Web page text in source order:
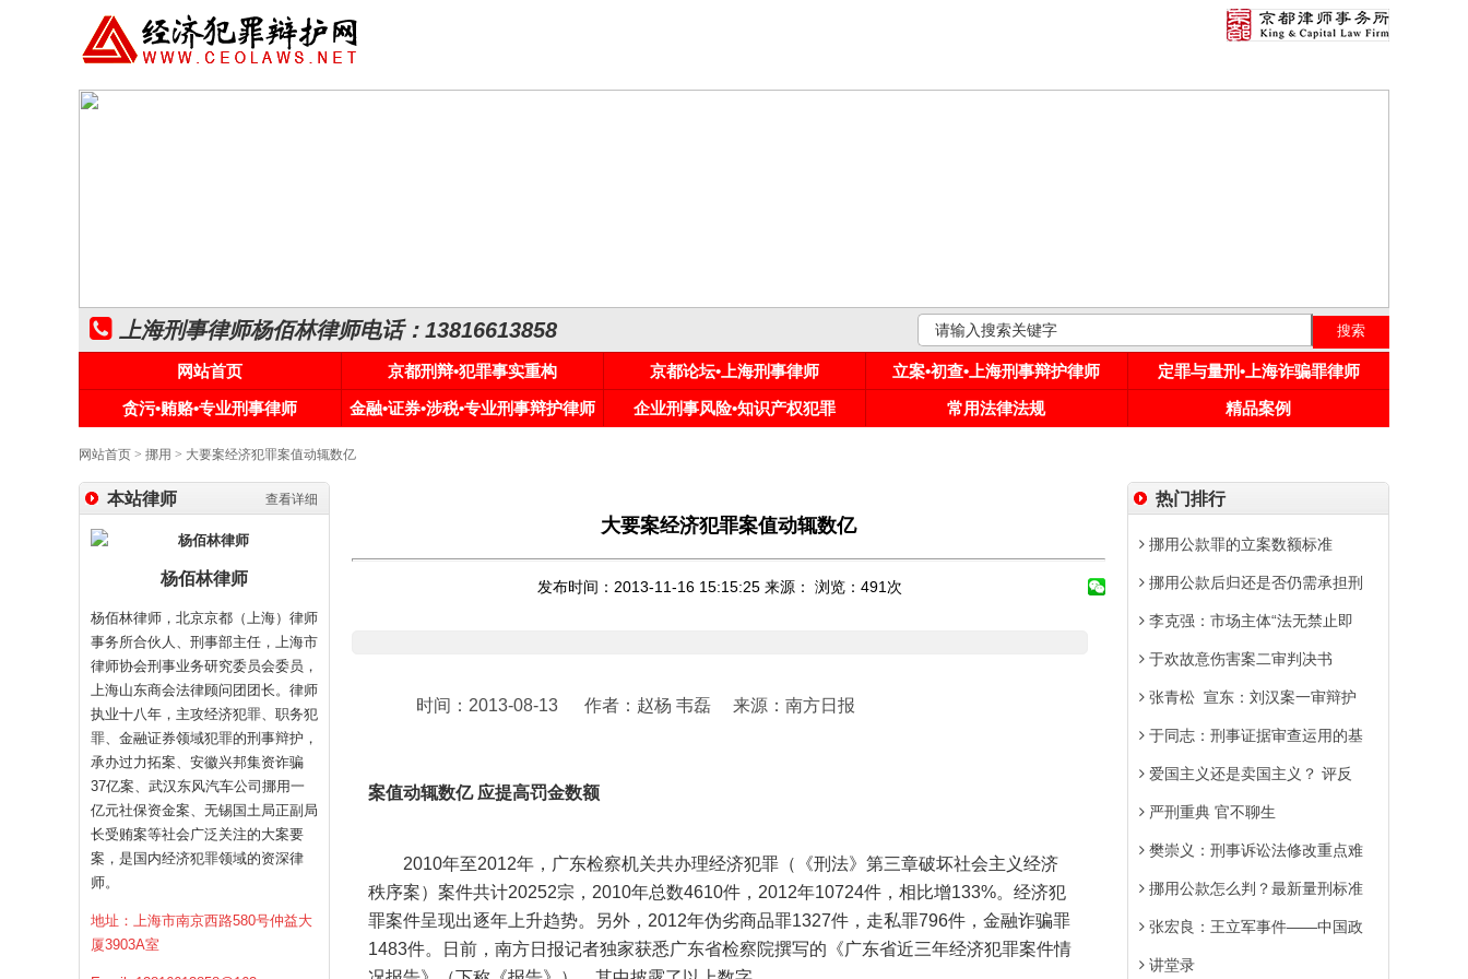
上海刑事律师杨佰林律师电话：13816613858
网站首页 京都刑辩•犯罪事实重构 京都论坛•上海刑事律师 立案•初查•上海刑事辩护律师
定罪与量刑•上海诈骗罪律师
贪污•贿赂•专业刑事律师
金融•证券•涉税•专业刑事辩护律师 企业刑事风险•知识产权犯罪 常用法律法规 精品案例
网站首页 > 挪用 > 大要案经济犯罪案值动辄数亿
查看详细
本站律师
杨佰林律师
杨佰林律师，北京京都（上海）律师
事务所合伙人、刑事部主任，上海市
律师协会刑事业务研究委员会委员，
上海山东商会法律顾问团团长。律师
执业十八年，主攻经济犯罪、职务犯
罪、金融证券领域犯罪的刑事辩护，
承办过力拓案、安徽兴邦集资诈骗
37亿案、武汉东风汽车公司挪用一
亿元社保资金案、无锡国土局正副局
长受贿案等社会广泛关注的大案要
案，是国内经济犯罪领域的资深律
师。
地址：上海市南京西路580号仲益大
厦3903A室
大要案经济犯罪案值动辄数亿
发布时间：2013-11-16 15:15:25 来源： 浏览： 491 次
时间：2013-08-13 作者：赵杨 韦磊 来源：南方日报
案值动辄数亿 应提高罚金数额
2010年至2012年，广东检察机关共办理经济犯罪（《刑法》第三章破坏社会主义经济
秩序案）案件共计20252宗，2010年总数4610件，2012年10724件，相比增133%。经济犯
罪案件呈现出逐年上升趋势。另外，2012年伪劣商品罪1327件，走私罪796件，金融诈骗罪
1483件。日前，南方日报记者独家获悉广东省检察院撰写的《广东省近三年经济犯罪案件情
热门排行
挪用公款罪的立案数额标准
挪用公款后归还是否仍需承担刑
李克强：市场主体“法无禁止即
于欢故意伤害案二审判决书
张青松 宣东：刘汉案一审辩护
于同志：刑事证据审查运用的基
爱国主义还是卖国主义？ 评反
严刑重典 官不聊生
樊崇义：刑事诉讼法修改重点难
挪用公款怎么判？最新量刑标准
张宏良：王立军事件——中国政
讲堂录